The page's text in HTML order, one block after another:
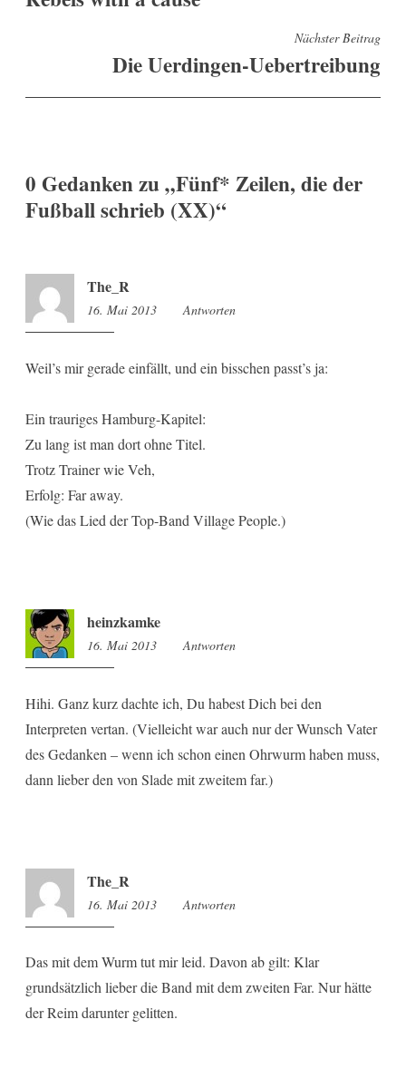
Nächster Beitrag
Die Uerdingen-Uebertreibung
0 Gedanken zu „Fünf* Zeilen, die der
Fußball schrieb (XX)“
The_R
16. Mai 2013 12:18
Antworten
Weil’s mir gerade einfällt, und ein bisschen passt’s ja:
Ein trauriges Hamburg-Kapitel:
Zu lang ist man dort ohne Titel.
Trotz Trainer wie Veh,
Erfolg: Far away.
(Wie das Lied der Top-Band Village People.)
heinzkamke
16. Mai 2013 12:43
Antworten
Hihi. Ganz kurz dachte ich, Du habest Dich bei den
Interpreten vertan. (Vielleicht war auch nur der Wunsch Vater
des Gedanken – wenn ich schon einen Ohrwurm haben muss,
dann lieber den von Slade mit zweitem far.)
The_R
16. Mai 2013 13:01
Antworten
Das mit dem Wurm tut mir leid. Davon ab gilt: Klar
grundsätzlich lieber die Band mit dem zweiten Far. Nur hätte
der Reim darunter gelitten.